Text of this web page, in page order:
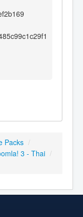
Packs /
3 - Thai /